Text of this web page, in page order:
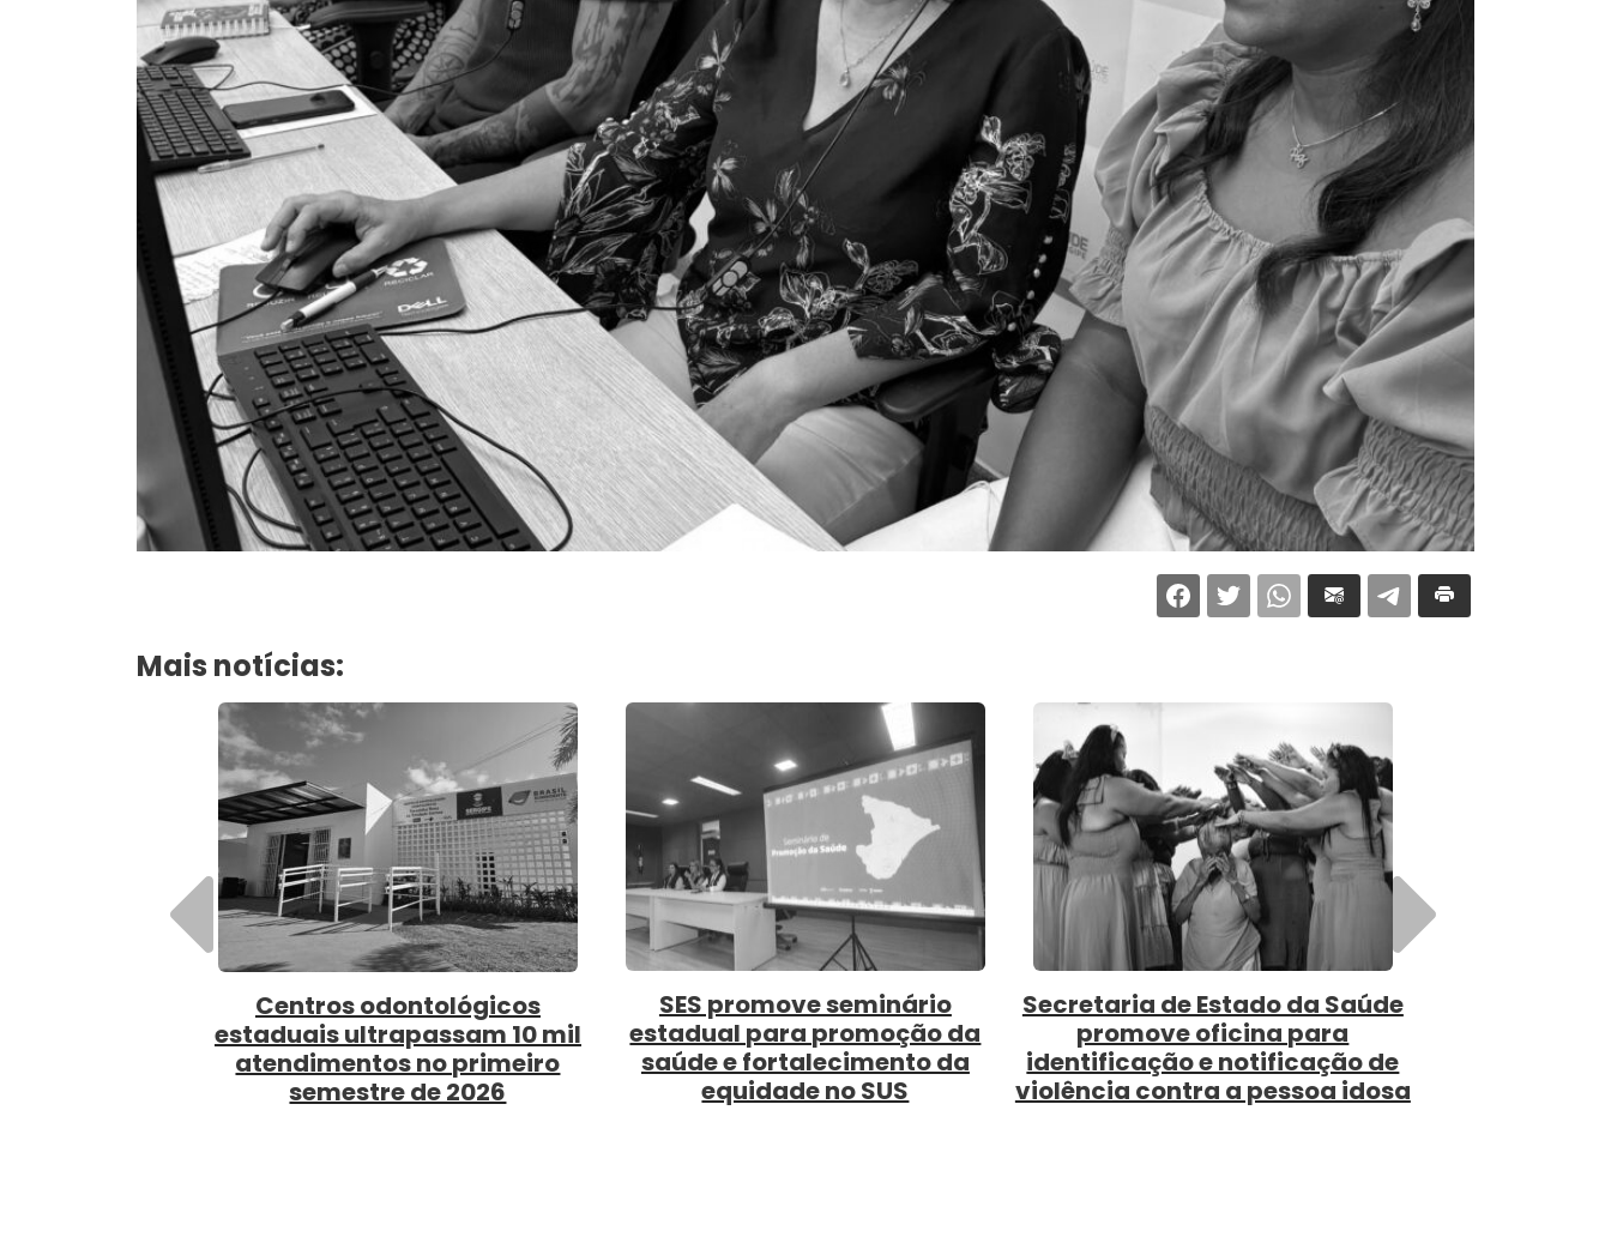
Mais notícias:
SES promove seminário
estadual para promoção da
saúde e fortalecimento da
equidade no SUS
Secretaria de Estado da Saúde
promove oficina para
identificação e notificação de
violência contra a pessoa idosa
SES capacita profissionais de
saúde para vigilância e manejo
clínico da sífilis
SES realiza capacitação
inspeção em sistemas
abastecimento de
Anterior